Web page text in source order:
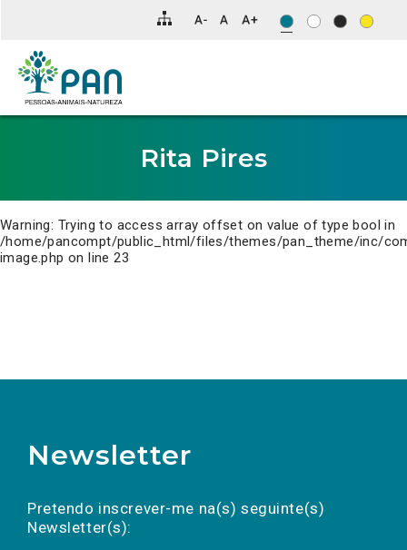
para
conteúdo
principal
da
Rita Pires
Warning: Trying to access array offset on value of type bool in
/home/pancompt/public_html/files/themes/pan_theme/inc/
image.php on line23
Newsletter
Pretendo inscrever-me na(s) seguinte(s)
Newsletter(s):
a(s) newsletter(s).
mail